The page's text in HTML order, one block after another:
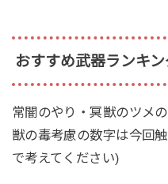
おすすめ武器ランキ
常闇のやり・冥獣のツメ
獣の毒考慮の数字は今回
で考えてください)